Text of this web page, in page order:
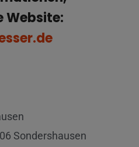
Website:
Sondershausen